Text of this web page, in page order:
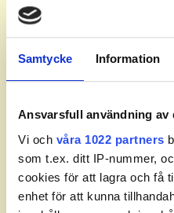
Samtycke Information
Ansvarsfull användning av
Vi och våra 1022 partners
som t.ex. ditt IP-nummer,
cookies för att lagra och få
enhet för att kunna
Leaderboard.
Pos Namn
Inga resultat tillgängliga